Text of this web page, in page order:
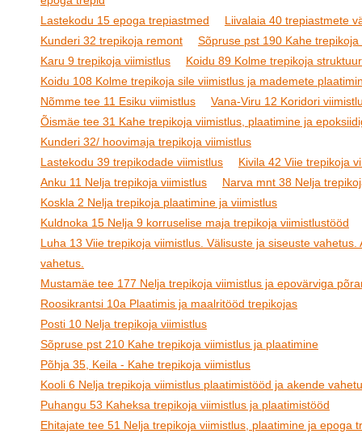
Lastekodu 15 epoga trepiastmed
Liivalaia 40 trepiastmete
Kunderi 32 trepikoja remont
Sõpruse pst 190 Kahe
Karu 9 trepikoja viimistlus
Koidu 89 Kolme trepikoja
Koidu 108 Kolme trepikoja sile viimistlus ja mademete
Nõmme tee 11 Esiku viimistlus
Vana-Viru 12 Koridori
Õismäe tee 31 Kahe trepikoja viimistlus, plaatimine ja
Kunderi 32/ hoovimaja trepikoja viimistlus
Lastekodu 39 trepikodade viimistlus
Kivila 42 Viie trepikoja
Anku 11 Nelja trepikoja viimistlus
Narva mnt 38 Nelja
Koskla 2 Nelja trepikoja plaatimine ja viimistlus
Kuldnoka 15 Nelja 9 korruselise maja trepikoja viimistlustööd
Luha 13 Viie trepikoja viimistlus. Välisuste ja siseuste vahetus.
vahetus.
Mustamäe tee 177 Nelja trepikoja viimistlus ja epovärviga
Roosikrantsi 10a Plaatimis ja maalritööd trepikojas
Posti 10 Nelja trepikoja viimistlus
Sõpruse pst 210 Kahe trepikoja viimistlus ja plaatimine
Põhja 35, Keila - Kahe trepikoja viimistlus
Kooli 6 Nelja trepikoja viimistlus plaatimistööd ja akende
Puhangu 53 Kaheksa trepikoja viimistlus ja plaatimistööd
Ehitajate tee 51 Nelja trepikoja viimistlus, plaatimine ja epoga